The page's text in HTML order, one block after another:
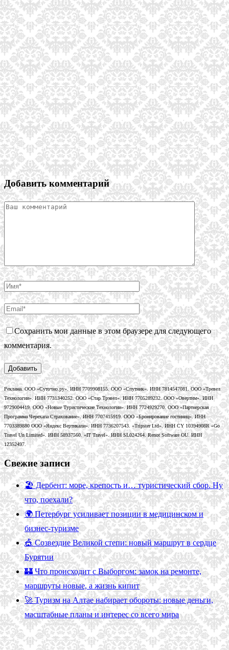
Добавить комментарий
Сохранить мои данные в этом браузере для следующего
комментария.
Реклама. ООО «Суточно.ру». ИНН 7709908155. ООО «Спутник». ИНН 7814547081. ООО «Тревел
Технологии». ИНН 7731340252. ООО «Стар Трэвел». ИНН 7705289232. ООО «Овертим». ИНН
9729004419. ООО «Новые Туристические Технологии». ИНН 7724929270. ООО «Партнерская
Программа Черехапа Страхование». ИНН 7707415919. ООО «Бронирование гостиниц». ИНН
7703389880 ООО «Яндекс Вертикали». ИНН 7736207543. «Tripster Ltd». ИНН CY 10394908R «Go
Travel Un Limited». ИНН 58937560. «IT Travel». ИНН SL024264. Renot Software OU. ИНН
12352497.
Свежие записи
🏖️ Дербент: море, крепость и… туристический сбор. Ну
что, поехали?
🌍 Петербург усиливает позиции в медицинском и
бизнес-туризме
🎪 Созвездие Великой степи: новый маршрут в сердце
Бурятии
🏰 Что происходит с Выборгом: замок на ремонте,
маршруты новые, а жизнь кипит
🚀 Туризм на Алтае набирает обороты: новые деньги,
масштабные планы и интерес со всего мира